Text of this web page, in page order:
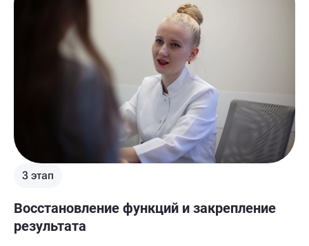
3 этап
Восстановление функций и закрепление
результата